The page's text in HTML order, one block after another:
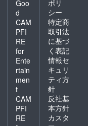
Goo
d
CAM
PFI
RE
for
Ente
rtain
men
t
CAM
PFI
RE
ポリ
シー
特定商
取引法
に基づ
く表記
情報セ
キュリ
ティ方
針
反社基
本方針
カスタ